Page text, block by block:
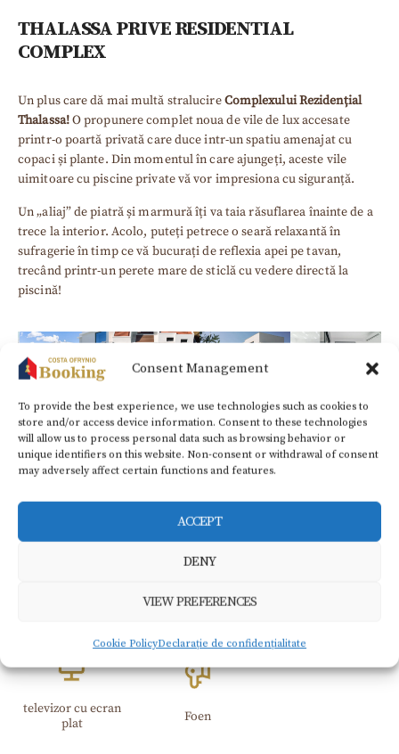
Consent Management
To provide the best experience, we use technologies such as cookies to
store and/or access device information. Consent to these technologies
will allow us to process personal data such as browsing behavior or
unique identifiers on this website. Non-consent or withdrawal of consent
may adversely affect certain functions and features.
ACCEPT
DENY
VIEW PREFERENCES
Cookie PolicyDeclarație de confidențialitate
THALASSA PRIVERESIDENTIAL
COMPLEX
Un plus care dă mai multă stralucireComplexului Rezidențial
Thalassa!O propunere complet noua de vile de lux accesate
printr-o poartă privată care duce intr-un spatiu amenajat cu
copaci și plante. Din momentul în care ajungeți, aceste vile
uimitoare cu piscine private vă vor impresiona cu siguranță.
Un „aliaj” de piatră și marmură îți va taia răsuflarea înainte de a
trece la interior. Acolo, puteți petrece o seară relaxantă în
sufragerie în timp ce vă bucurați de reflexia apei pe tavan,
trecând printr-un perete mare de sticlă cu vedere directă la
piscină!
Wi-Fi​
Aer Conditionat
televizor cu ecran
plat
Foen